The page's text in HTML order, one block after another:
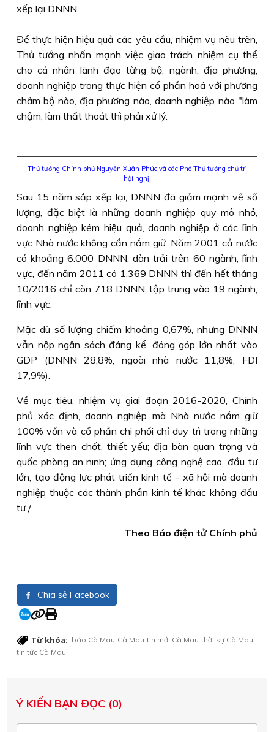
xếp lại DNNN.
Để thực hiện hiệu quả các yêu cầu, nhiệm vụ nêu trên,
Thủ tướng nhấn mạnh việc giao trách nhiệm cụ thể
cho cá nhân lãnh đạo từng bộ, ngành, địa phương,
doanh nghiệp trong thực hiện cổ phần hoá với phương
châm bộ nào, địa phương nào, doanh nghiệp nào "làm
chậm, làm thất thoát thì phải xử lý.
Thủ tướng Chính phủ Nguyễn Xuân Phúc và các Phó Thủ tướng chủ trì
hội nghị.
Sau 15 năm sắp xếp lại, DNNN đã giảm mạnh về số
lượng, đặc biệt là những doanh nghiệp quy mô nhỏ,
doanh nghiệp kém hiệu quả, doanh nghiệp ở các lĩnh
vực Nhà nước không cần nắm giữ. Năm 2001 cả nước
có khoảng 6.000 DNNN, dàn trải trên 60 ngành, lĩnh
vực, đến năm 2011 có 1.369 DNNN thì đến hết tháng
10/2016 chỉ còn 718 DNNN, tập trung vào 19 ngành,
lĩnh vực.
Mặc dù số lượng chiếm khoảng 0,67%, nhưng DNNN
vẫn nộp ngân sách đáng kể, đóng góp lớn nhất vào
GDP (DNNN 28,8%, ngoài nhà nước 11,8%, FDI
17,9%).
Về mục tiêu, nhiệm vụ giai đoạn 2016-2020, Chính
phủ xác định, doanh nghiệp mà Nhà nước nắm giữ
100% vốn và cổ phần chi phối chỉ duy trì trong những
lĩnh vực then chốt, thiết yếu; địa bàn quan trọng và
quốc phòng an ninh; ứng dụng công nghệ cao, đầu tư
lớn, tạo động lực phát triển kinh tế - xã hội mà doanh
nghiệp thuộc các thành phần kinh tế khác không đầu
tư./.
Theo Báo điện tử Chính phủ
Chia sẻ Facebook
Từ khóa: báo Cà Mau Cà Mau tin mới Cà Mau thời sự Cà Mau
tin tức Cà Mau
Ý KIẾN BẠN ĐỌC (0)